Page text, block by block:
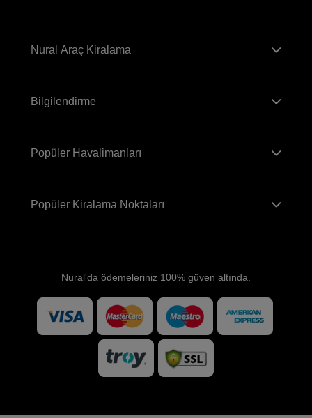
Nural Araç Kiralama
Bilgilendirme
Popüler Havalimanları
Popüler Kiralama Noktaları
Nural'da ödemeleriniz 100% güven altında.